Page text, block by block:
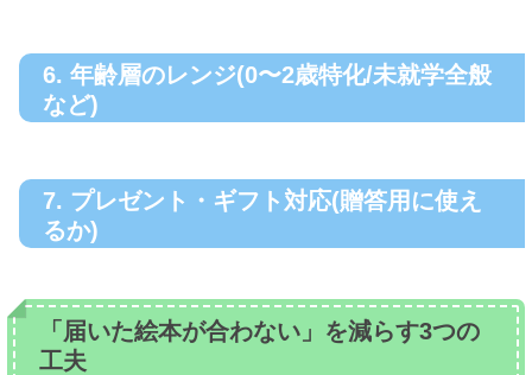
6. 年齢層のレンジ(0〜2歳特化/未就学全般
など)
7. プレゼント・ギフト対応(贈答用に使え
るか)
「届いた絵本が合わない」を減らす3つの
工夫